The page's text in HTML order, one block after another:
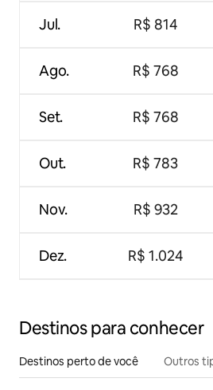
Jul.
Ago.
Set.
Out.
Nov.
Dez.
R$ 814
R$ 768
R$ 768
R$ 783
R$ 932
R$ 1.024
Destinos para conhecer
Destinos perto de você Outros